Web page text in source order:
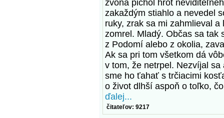
zvona pichol hrot
zakaždým stiahlo a nevedel
ruky, zrak sa mi zahmlieval
zomrel. Mladý. Občas sa tak
z Podomí alebo z okolia,
Ak sa pri tom všetkom dá
v tom, že netrpel. Nezvíjal
sme ho ťahať s trčiacimi
o život dlhší aspoň o toľko,
ďalej...
čitateľov: 9217